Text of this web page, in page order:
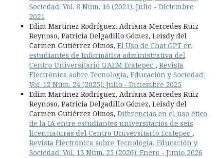
Sociedad: Vol. 8 Núm. 16 (2021): Julio - Diciembre
2021
Edim Martínez Rodríguez, Adriana Mercedes Ruiz
Reynoso, Patricia Delgadillo Gómez, Leisdy del
Carmen Gutiérrez Olmos, El Uso de Chat GPT en
estudiantes de Informática administrativa del
Centro Universitario UAEM Ecatepec , Revista
Electrónica sobre Tecnología, Educación y Sociedad:
Vol. 12 Núm. 24 (2025): Julio - Diciembre 2025
Edim Martínez Rodríguez, Adriana Mercedes Ruiz
Reynoso, Patricia Delgadillo Gómez, Leisdy del
Carmen Gutiérrez Olmos, Diferencias en el uso ético
de la IA entre estudiantes universitarios de seis
licenciaturas del Centro Universitario Ecatepec ,
Revista Electrónica sobre Tecnología, Educación y
Sociedad: Vol. 13 Núm. 25 (2026): Enero - Junio 2026